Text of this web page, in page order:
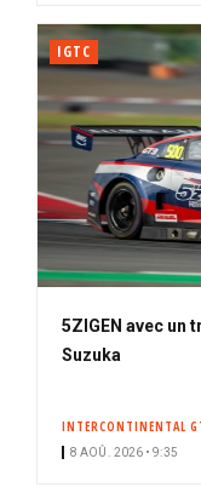
IGTC
5ZIGEN avec un
Suzuka
INTERCONTINENTAL
8 AOÛ. 2026 • 9:35